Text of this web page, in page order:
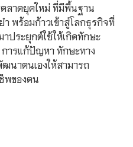
ลาดยุคใหม่ ที่มีพื้นฐาน
พร้อมก้าวเข้าสู่โลกธุรกิจที่
ประยุกต์ใช้ให้เกิดทักษะ
ารแก้ปัญหา ทักษะทาง
นาตนเองให้สามารถ
พของตน